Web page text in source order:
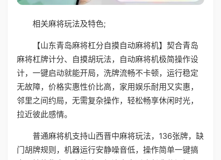
相关麻将玩法及特色;
【山东青岛麻将杠分自摸自动麻将机】契合青岛
麻将杠牌计分、自摸胡玩法，自动麻将机极简操作设
计，一键启动就能开局，洗牌流畅不卡顿，运行稳定
无故障，价格实惠性价比高，家用娱乐耐用又实惠，
邻里之间约局，无需复杂操作，轻松畅享休闲时光，
拉近彼此感情。
普通麻将机支持山西晋中麻将玩法，136张牌，缺
门胡牌规则，机器运行安静噪音低，操作简单一键搞